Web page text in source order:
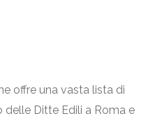
offre una vasta lista di
Ditte Edili a Roma e